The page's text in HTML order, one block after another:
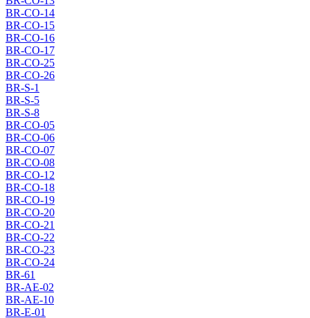
BR-CO-14
BR-CO-15
BR-CO-16
BR-CO-17
BR-CO-25
BR-CO-26
BR-S-1
BR-S-5
BR-S-8
BR-CO-05
BR-CO-06
BR-CO-07
BR-CO-08
BR-CO-12
BR-CO-18
BR-CO-19
BR-CO-20
BR-CO-21
BR-CO-22
BR-CO-23
BR-CO-24
BR-61
BR-AE-02
BR-AE-10
BR-E-01